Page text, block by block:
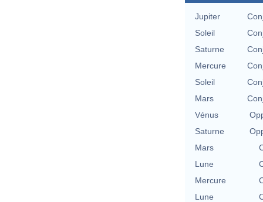
Jupiter
Soleil
Saturne
Mercure
Soleil
Mars
Vénus
Saturne
Mars
Lune
Mercure
Lune